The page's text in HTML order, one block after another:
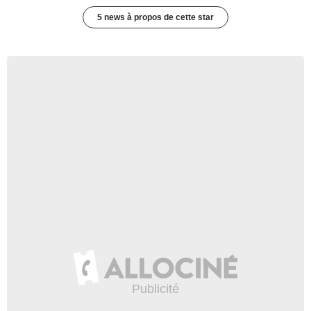
5 news à propos de cette star